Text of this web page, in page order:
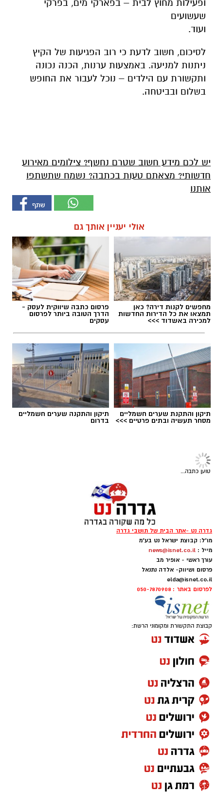
ופעילות מחוץ לבית – בפארקי מים, בפרקי
שעשועים
לסיכום, חשוב לדעת כי רוב הפגיעות של הקיץ
ניתנות למניעה. באמצעות ערנות, הכנה נכונה
ותקשורת עם הילדים – נוכל לעבור את החופש
בשלום ובביטחה.
יש לכם מידע חשוב שטרם נחשף? צילומים מאירוע
חדשותי? מצאתם טעות בכתבה? נשמח שתשתפו
אותנו
אולי יעניין אותך גם
מחפשים לקנות דירה? כאן
תמצאו את כל הדירות החדשות
למכירה באשדוד >>>
פרסום כתבה שיווקית לעסק -
הדרך הטובה ביותר לפרסום
עסקים
תיקון והתקנת שערים חשמליים
מסחר תעשיה ובתים פרטיים >>>
תיקון והתקנה שערים חשמליים
בדרום
טוען כתבה...
גדרה נט -אתר הבית של תושבי גדרה
מו"ל: קבוצת ישראל נט בע"מ
מייל : news@isnet.co.il
עורך ראשי - אופיר מב
פרסום ושיווק- אלדה נתנאל
elda@isnet.co.il
לפרסום באתר : 050-7870908
קבוצת התקשורת ומקומוני הרשת: